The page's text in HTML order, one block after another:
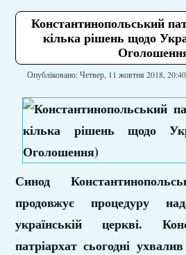
Константинопольський
кілька рішень щодо
Опубліковано: Четвер, 11 жовтня 2018, 20:40
Синод
продовжує процедуру
українській церкві.
патріархат сьогодні